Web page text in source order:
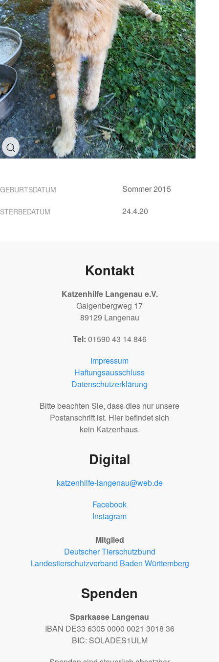
GEBURTSDATUM Sommer 2015
STERBEDATUM 24.4.20
Kontakt
Katzenhilfe Langenau e.V.
Galgenbergweg 17
89129 Langenau
Tel: 01590 43 14 846
Impressum
Haftungsausschluss
Datenschutzerklärung
Bitte beachten Sie, dass dies nur unsere
Postanschrift ist. Hier befindet sich
kein Katzenhaus.
Digital
katzenhilfe-langenau@web.de
Facebook
Instagram
Mitglied
Deutscher Tierschutzbund
Landestierschutzverband Baden Württemberg
Spenden
Sparkasse Langenau
IBAN DE33 6305 0000 0021 3018 36
BIC: SOLADES1ULM